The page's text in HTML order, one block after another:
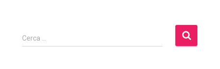
R
i
Cerca …